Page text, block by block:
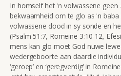
In homself het 'n volwassene geen
bekwaamheid om te glo as 'n
volwassene dood in sy sonde en
(Psalm 51:7, Romeine 3:10-12,
mens kan glo moet God nuwe
wedergeboorte aan daardie
‘geroep’ en ‘geregverdig’ in